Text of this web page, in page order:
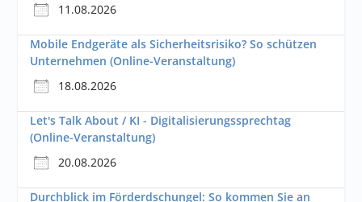
11.08.2026
Mobile Endgeräte als Sicherheitsrisiko? So schützen
Unternehmen (Online-Veranstaltung)
18.08.2026
Let's Talk About / KI - Digitalisierungssprechtag
(Online-Veranstaltung)
20.08.2026
Durchblick im Förderdschungel: So kommen Sie an